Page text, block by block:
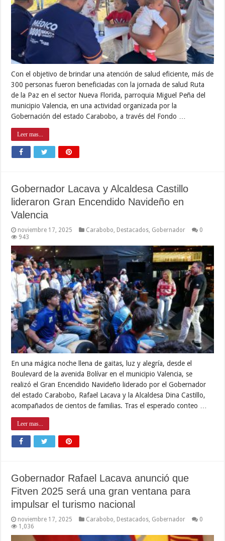
Con el objetivo de brindar una atención de salud eficiente, más de
300 personas fueron beneficiadas con la jornada de salud Ruta
de la Paz en el sector Nueva Florida, parroquia Miguel Peña del
municipio Valencia, en una actividad organizada por la
Gobernación del estado Carabobo, a través del Fondo …
Leer mas...
Gobernador Lacava y Alcaldesa Castillo
lideraron Gran Encendido Navideño en
Valencia
noviembre 17, 2025 Carabobo Destacados Gobernador
0
943
En una mágica noche llena de gaitas, luz y alegría, desde el
Boulevard de la avenida Bolívar en el municipio Valencia, se
realizó el Gran Encendido Navideño liderado por el Gobernador
del estado Carabobo, Rafael Lacava y la Alcaldesa Dina Castillo,
acompañados de cientos de familias. Tras el esperado conteo …
Leer mas...
Gobernador Rafael Lacava anunció que
Fitven 2025 será una gran ventana para
impulsar el turismo nacional
noviembre 17, 2025 Carabobo, Destacados, Gobernador
0
1,036